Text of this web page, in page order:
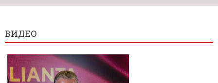
ВИДЕО